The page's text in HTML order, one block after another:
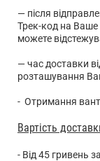
— після
Трек-код на Ваше
можете
— час доставки
розташування
- Отримання
Вартість
- Від 45 гривень